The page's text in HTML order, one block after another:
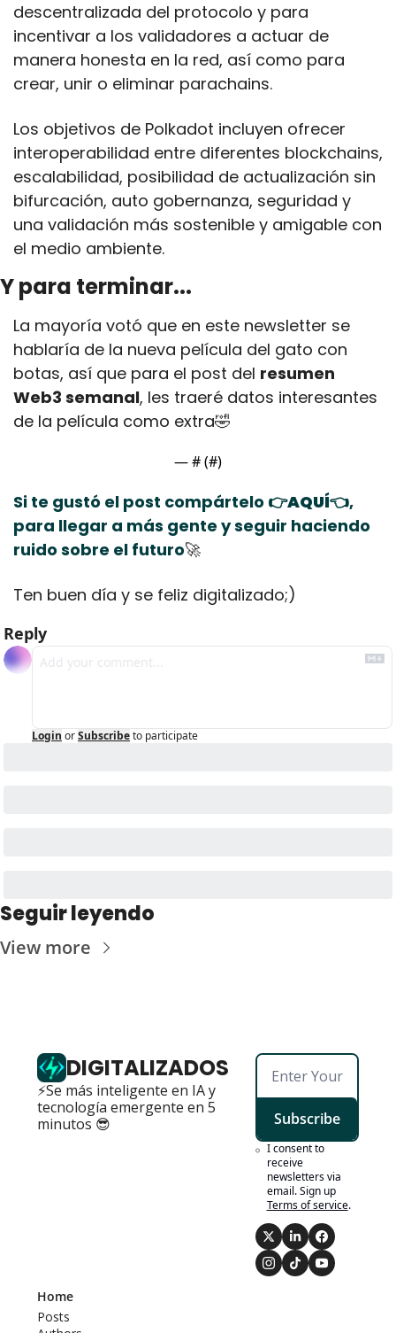
descentralizada del protocolo y para
incentivar a los validadores a actuar de
manera honesta en la red, así como para
crear, unir o eliminar parachains.
Los objetivos de Polkadot incluyen ofrecer
interoperabilidad entre diferentes blockchains,
escalabilidad, posibilidad de actualización sin
bifurcación, auto gobernanza, seguridad y
una validación más sostenible y amigable con
el medio ambiente.
Y para terminar...
La mayoría votó que en este newsletter se
hablaría de la nueva película del gato con
botas, así que para el post del resumen
Web3 semanal, les traeré datos interesantes
de la película como extra🤣
— # (#)
Si te gustó el post compártelo 👉AQUÍ👈,
para llegar a más gente y seguir haciendo
ruido sobre el futuro🚀
Ten buen día y se feliz digitalizado;)
Reply
Login orSubscribeto participate
Seguir leyendo
View more
DIGITALIZADOS
⚡Se más inteligente en IA y
tecnología emergente en 5
minutos 😎
Subscribe
I consent to
receive
newsletters via
email. Sign up
Terms of service.
Home
Posts